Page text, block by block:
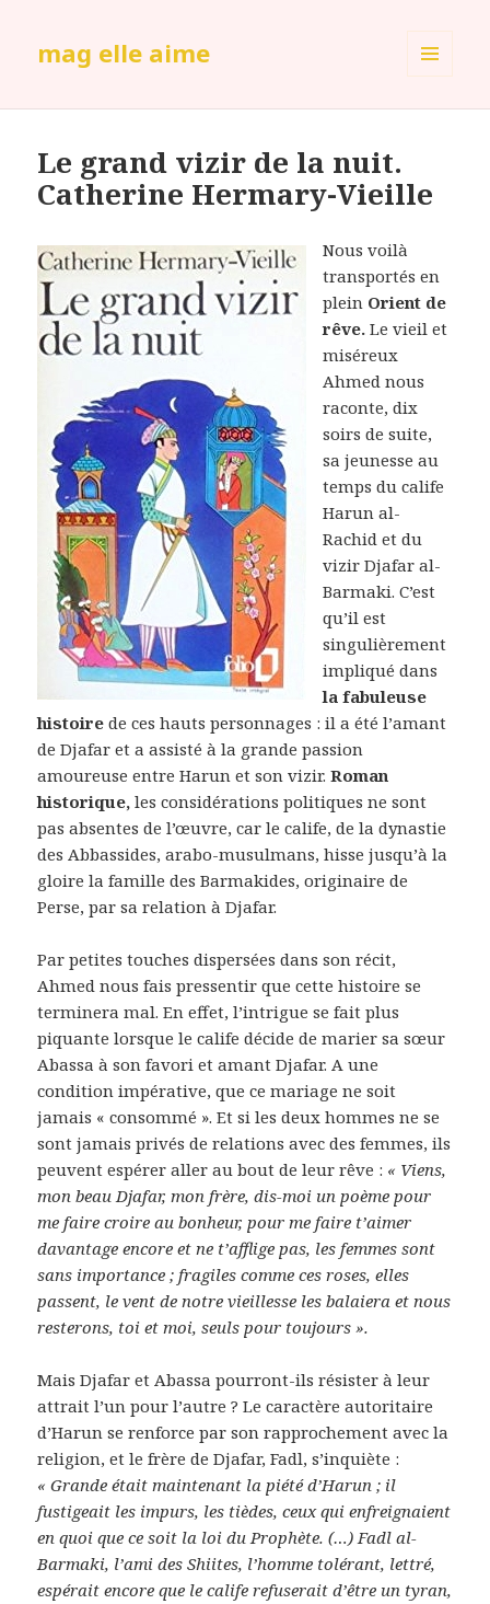
mag elle aime
Le grand vizir de la nuit.
Catherine Hermary-Vieille
Nous voilà
transportés en
plein Orient de
rêve. Le vieil et
miséreux
Ahmed nous
raconte, dix
soirs de suite,
sa jeunesse au
temps du calife
Harun al-
Rachid et du
vizir Djafar al-
Barmaki. C’est
qu’il est
singulièrement
impliqué dans
la fabuleuse
histoire de ces hauts personnages : il a été l’amant
de Djafar et a assisté à la grande passion
amoureuse entre Harun et son vizir.Roman
historique, les considérations politiques ne sont
pas absentes de l’œuvre, car le calife, de la dynastie
des Abbassides, arabo-musulmans, hisse jusqu’à la
gloire la famille des Barmakides, originaire de
Perse, par sa relation à Djafar.
Par petites touches dispersées dans son récit,
Ahmed nous fais pressentir que cette histoire se
terminera mal. En effet, l’intrigue se fait plus
piquante lorsque le calife décide de marier sa sœur
Abassa à son favori et amant Djafar. A une
condition impérative, que ce mariage ne soit
jamais « consommé ». Et si les deux hommes ne se
sont jamais privés de relations avec des femmes, ils
peuvent espérer aller au bout de leur rêve : « Viens,
mon beau Djafar, mon frère, dis-moi un poème pour
me faire croire au bonheur, pour me faire t’aimer
davantage encore et ne t’afflige pas, les femmes sont
sans importance ; fragiles comme ces roses, elles
passent, le vent de notre vieillesse les balaiera et nous
resterons, toi et moi, seuls pour toujours ».
Mais Djafar et Abassa pourront-ils résister à leur
attrait l’un pour l’autre ? Le caractère autoritaire
d’Harun se renforce par son rapprochement avec la
religion, et le frère de Djafar, Fadl, s’inquiète :
« Grande était maintenant la piété d’Harun ; il
fustigeait les impurs, les tièdes, ceux qui enfreignaient
en quoi que ce soit la loi du Prophète. (…) Fadl al-
Barmaki, l’ami des Shiites, l’homme tolérant, lettré,
espérait encore que le calife refuserait d’être un tyran,